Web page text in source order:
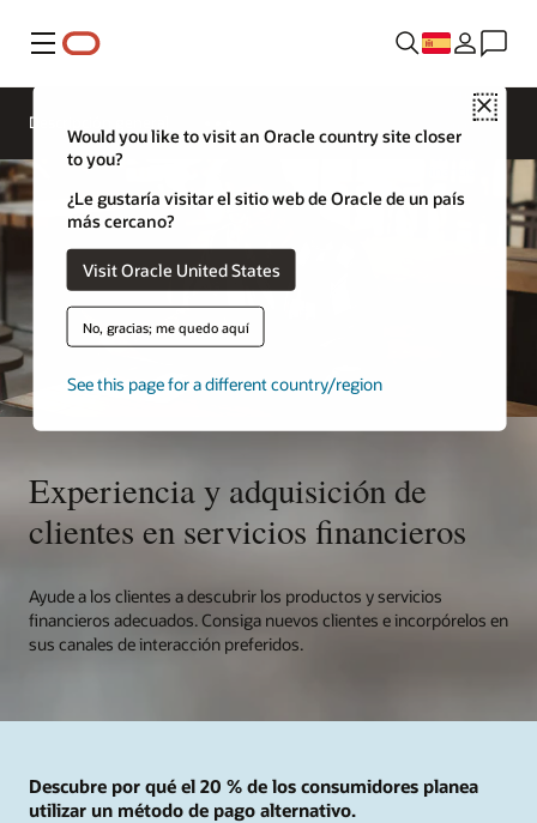
Menú
Close
Would you like to visit an Oracle country site closer
to you?
¿Le gustaría visitar el sitio web de Oracle de un país
más cercano?
Visit Oracle United States
No, gracias; me quedo aquí
See this page for a different country/region
Descripción general
contacto
con un
experto en
Experiencia y adquisición de
clientes en servicios financieros
Ayude a los clientes a descubrir los productos y servicios
financieros adecuados. Consiga nuevos clientes e incorpórelos en
sus canales de interacción preferidos.
Descubre por qué el 20 % de los consumidores planea
utilizar un método de pago alternativo.